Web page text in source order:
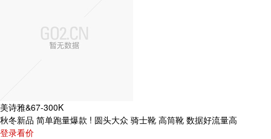
美诗雅&67-300K
秋冬新品 简单跑量爆款 ! 圆头大众 骑士靴 高筒靴 数据好流量高
登录看价